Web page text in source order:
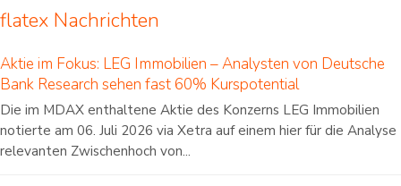
flatex Nachrichten
Aktie im Fokus: LEG Immobilien – Analysten von Deutsche
Bank Research sehen fast 60% Kurspotential
Die im MDAX enthaltene Aktie des Konzerns LEG Immobilien
notierte am 06. Juli 2026 via Xetra auf einem hier für die Analyse
relevanten Zwischenhoch von...